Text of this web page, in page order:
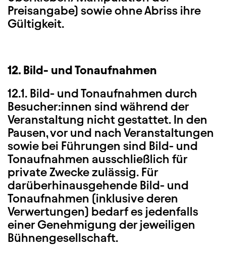
Preisangabe) sowie ohne Abriss ihre
Gültigkeit.
12. Bild- und Tonaufnahmen
12.1. Bild- und Tonaufnahmen durch
Besucher:innen sind während der
Veranstaltung nicht gestattet. In den
Pausen, vor und nach Veranstaltungen
sowie bei Führungen sind Bild- und
Tonaufnahmen ausschließlich für
private Zwecke zulässig. Für
darüberhinausgehende Bild- und
Tonaufnahmen (inklusive deren
Verwertungen) bedarf es jedenfalls
einer Genehmigung der jeweiligen
Bühnengesellschaft.